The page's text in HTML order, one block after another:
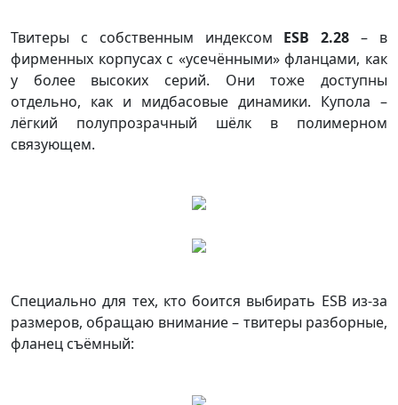
Твитеры с собственным индексом ESB 2.28 – в
фирменных корпусах с «усечёнными» фланцами, как
у более высоких серий. Они тоже доступны
отдельно, как и мидбасовые динамики. Купола –
лёгкий полупрозрачный шёлк в полимерном
связующем.
Специально для тех, кто боится выбирать ESB из-за
размеров, обращаю внимание – твитеры разборные,
фланец съёмный: